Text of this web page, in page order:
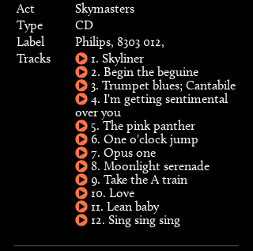
Act
Skymasters
Type
CD
Label
Philips, 8303 012,
Tracks
1. Skyliner
2. Begin the beguine
3. Trumpet blues; Cantabile
4. I'm getting sentimental
over you
5. The pink panther
6. One o'clock jump
7. Opus one
8. Moonlight serenade
9. Take the A train
10. Love
11. Lean baby
12. Sing sing sing